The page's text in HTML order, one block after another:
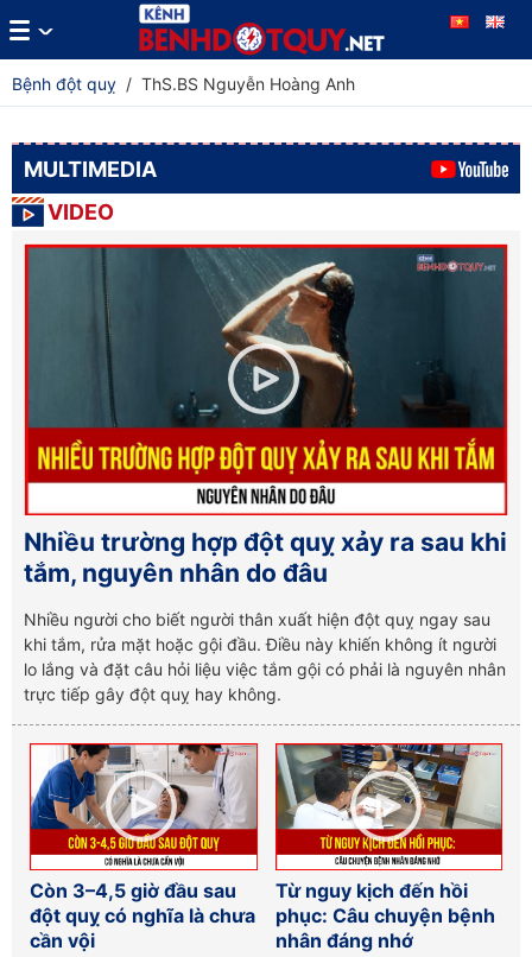
Bệnh đột quỵ / ThS.BS Nguyễn Hoàng Anh
MULTIMEDIA
VIDEO
Nhiều trường hợp đột quỵ xảy ra sau khi
tắm, nguyên nhân do đâu
Nhiều người cho biết người thân xuất hiện đột quỵ ngay sau
khi tắm, rửa mặt hoặc gội đầu. Điều này khiến không ít người
lo lắng và đặt câu hỏi liệu việc tắm gội có phải là nguyên nhân
trực tiếp gây đột quỵ hay không.
Còn 3–4,5 giờ đầu sau
đột quỵ có nghĩa là chưa
cần vội
Từ nguy kịch đến hồi
phục: Câu chuyện bệnh
nhân đáng nhớ